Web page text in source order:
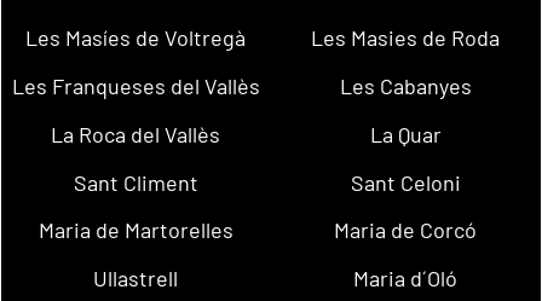
Les Masíes de Voltregà
Les Masies de Roda
Les Franqueses del Vallès
Les Cabanyes
La Roca del Vallès
La Quar
Sant Climent
Sant Celoni
Maria de Martorelles
Maria de Corcó
Ullastrell
Maria d´Oló